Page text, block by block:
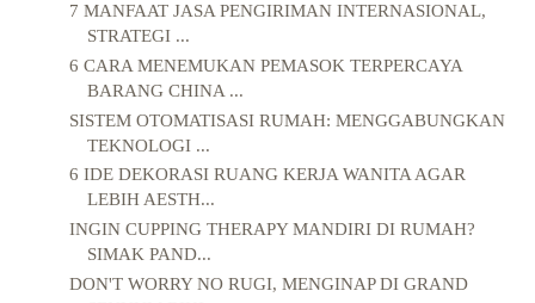
7 MANFAAT JASA PENGIRIMAN INTERNASIONAL,
STRATEGI ...
6 CARA MENEMUKAN PEMASOK TERPERCAYA
BARANG CHINA ...
SISTEM OTOMATISASI RUMAH: MENGGABUNGKAN
TEKNOLOGI ...
6 IDE DEKORASI RUANG KERJA WANITA AGAR
LEBIH AESTH...
INGIN CUPPING THERAPY MANDIRI DI RUMAH?
SIMAK PAND...
DON'T WORRY NO RUGI, MENGINAP DI GRAND